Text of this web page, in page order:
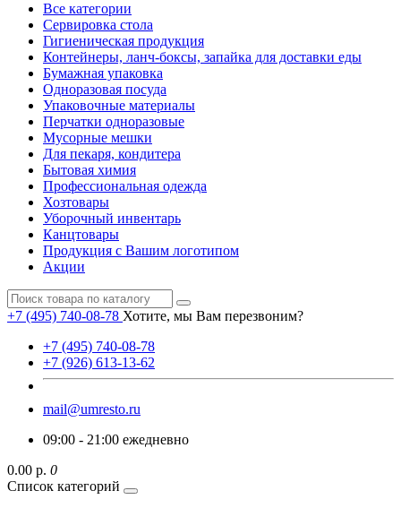
Все категории
Сервировка стола
Гигиеническая продукция
Контейнеры, ланч-боксы, запайка для доставки еды
Бумажная упаковка
Одноразовая посуда
Упаковочные материалы
Перчатки одноразовые
Мусорные мешки
Для пекаря, кондитера
Бытовая химия
Профессиональная одежда
Хозтовары
Уборочный инвентарь
Канцтовары
Продукция с Вашим логотипом
Акции
+7 (495) 740-08-78 Хотите, мы Вам перезвоним?
+7 (495) 740-08-78
+7 (926) 613-13-62
mail@umresto.ru
09:00 - 21:00 ежедневно
0.00 р. 0
Список категорий